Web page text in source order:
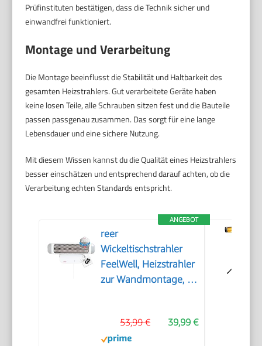
Prüfinstituten bestätigen, dass die Technik sicher und
einwandfrei funktioniert.
Montage und Verarbeitung
Die Montage beeinflusst die Stabilität und Haltbarkeit des
gesamten Heizstrahlers. Gut verarbeitete Geräte haben
keine losen Teile, alle Schrauben sitzen fest und die Bauteile
passen passgenau zusammen. Das sorgt für eine lange
Lebensdauer und eine sichere Nutzung.
Mit diesem Wissen kannst du die Qualität eines Heizstrahlers
besser einschätzen und entsprechend darauf achten, ob die
Verarbeitung echten Standards entspricht.
ANGEBOT
reer
Wickeltischstrahler
FeelWell, Heizstrahler
zur Wandmontage, 2
Medizinstandard39,99 €
53,99 €